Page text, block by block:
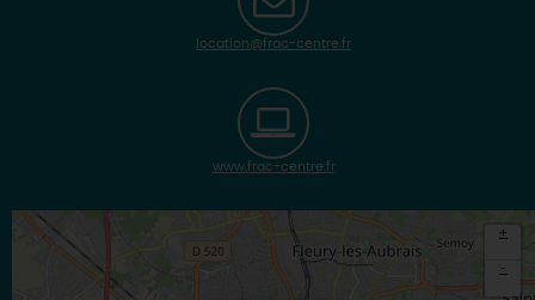
location@frac-centre.fr
www.frac-centre.fr
+
-